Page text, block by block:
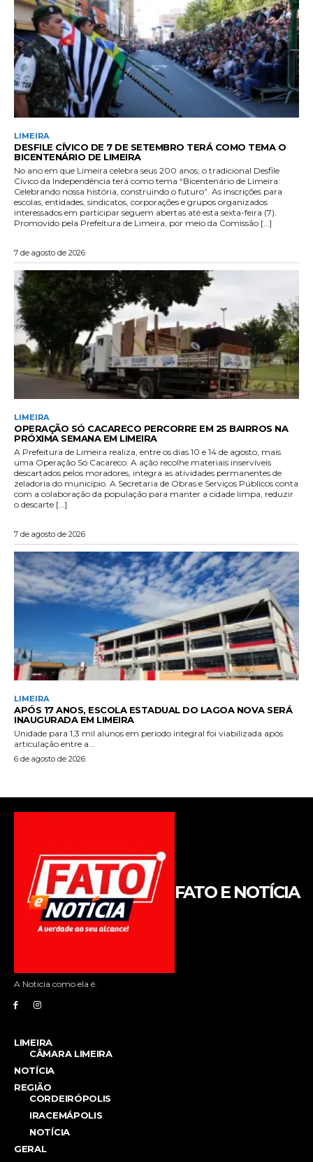
FATO E NOTÍCIA
A Noticia como ela é.
LIMEIRA
CÂMARA LIMEIRA
NOTÍCIA
REGIÃO
CORDEIRÓPOLIS
IRACEMÁPOLIS
NOTÍCIA
GERAL